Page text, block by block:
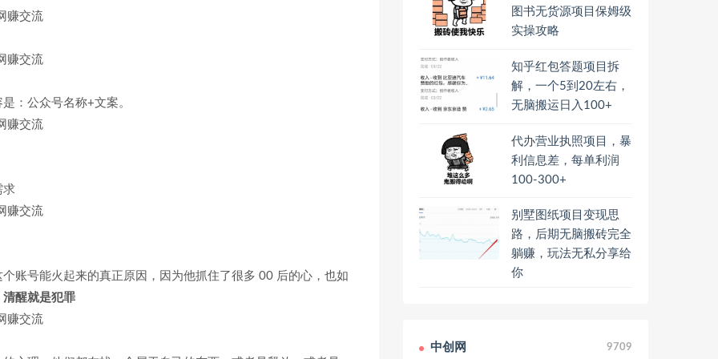
：公众号名称+文案。
求
账号能火起来的真正原因，因为他抓住了很多 00 后的心，也如
醒就是犯罪
图书无货源项目保姆级
实操攻略
知乎红包答题项目拆
解，一个5到20左右，
无脑搬运日入100+
代办营业执照项目，暴
利信息差，每单利润
100-300+
别墅图纸项目变现思
路，后期无脑搬砖完全
躺赚，玩法无私分享给
你
中创网 9709